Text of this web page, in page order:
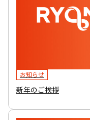
お知らせ
新年のご挨拶